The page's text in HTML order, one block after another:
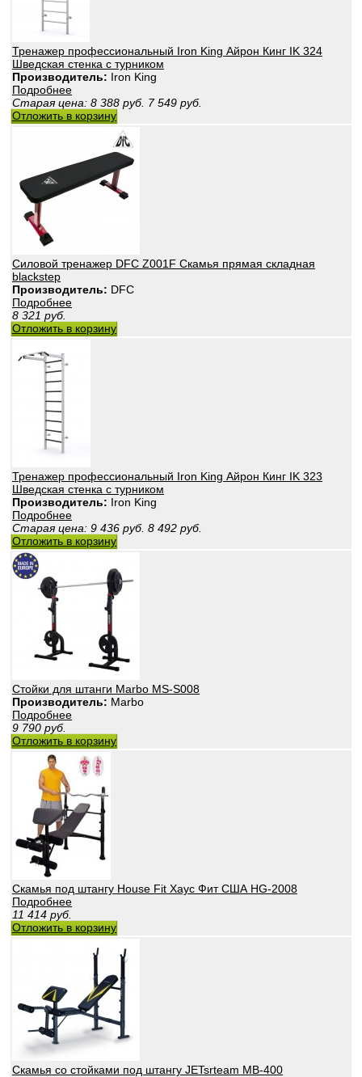
Тренажер профессиональный Iron King Айрон Кинг IK 324
Шведская стенка с турником
Производитель: Iron King
Подробнее
Старая цена: 8 388 руб. 7 549 руб.
Отложить в корзину
Силовой тренажер DFC Z001F Скамья прямая складная
blackstep
Производитель: DFC
Подробнее
8 321 руб.
Отложить в корзину
Тренажер профессиональный Iron King Айрон Кинг IK 323
Шведская стенка с турником
Производитель: Iron King
Подробнее
Старая цена: 9 436 руб. 8 492 руб.
Отложить в корзину
Стойки для штанги Marbo MS-S008
Производитель: Marbo
Подробнее
9 790 руб.
Отложить в корзину
Скамья под штангу House Fit Хаус Фит США HG-2008
Подробнее
11 414 руб.
Отложить в корзину
Скамья со стойками под штангу JETsrteam MB-400